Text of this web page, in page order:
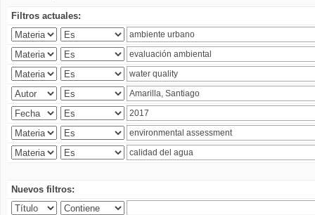
Filtros actuales:
Nuevos filtros: